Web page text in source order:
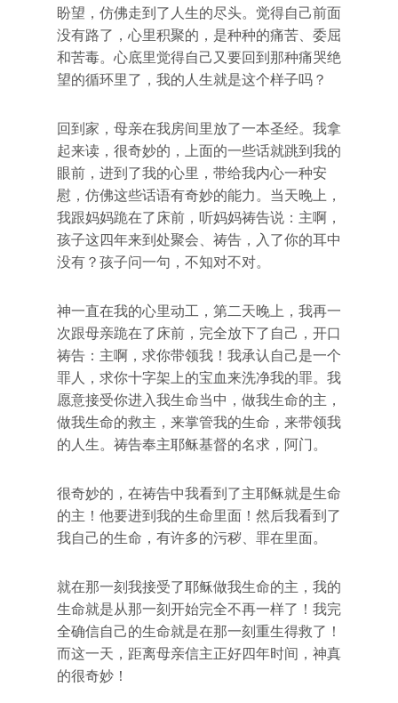
盼望，仿佛走到了人生的尽头。觉得自己前面
没有路了，心里积聚的，是种种的痛苦、委屈
和苦毒。心底里觉得自己又要回到那种痛哭绝
望的循环里了，我的人生就是这个样子吗？
回到家，母亲在我房间里放了一本圣经。我拿
起来读，很奇妙的，上面的一些话就跳到我的
眼前，进到了我的心里，带给我内心一种安
慰，仿佛这些话语有奇妙的能力。当天晚上，
我跟妈妈跪在了床前，听妈妈祷告说：主啊，
孩子这四年来到处聚会、祷告，入了你的耳中
没有？孩子问一句，不知对不对。
神一直在我的心里动工，第二天晚上，我再一
次跟母亲跪在了床前，完全放下了自己，开口
祷告：主啊，求你带领我！我承认自己是一个
罪人，求你十字架上的宝血来洗净我的罪。我
愿意接受你进入我生命当中，做我生命的主，
做我生命的救主，来掌管我的生命，来带领我
的人生。祷告奉主耶稣基督的名求，阿门。
很奇妙的，在祷告中我看到了主耶稣就是生命
的主！他要进到我的生命里面！然后我看到了
我自己的生命，有许多的污秽、罪在里面。
就在那一刻我接受了耶稣做我生命的主，我的
生命就是从那一刻开始完全不再一样了！我完
全确信自己的生命就是在那一刻重生得救了！
而这一天，距离母亲信主正好四年时间，神真
的很奇妙！